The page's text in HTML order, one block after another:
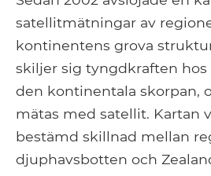
satellitmätningar av
kontinentens grova
skiljer sig tyngdkraften hos
den kontinentala skorpan,
mätas med satellit. Kartan
bestämd skillnad mellan
djuphavsbotten och